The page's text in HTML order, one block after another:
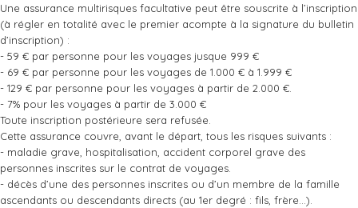
Une assurance multirisques facultative peut être souscrite à l’inscription
(à régler en totalité avec le premier acompte à la signature du bulletin
d’inscription) :
- 59 € par personne pour les voyages jusque 999 €
- 69 € par personne pour les voyages de 1.000 € à 1.999 €
- 129 € par personne pour les voyages à partir de 2.000 €.
- 7% pour les voyages à partir de 3.000 €
Toute inscription postérieure sera refusée.
Cette assurance couvre, avant le départ, tous les risques suivants :
- maladie grave, hospitalisation, accident corporel grave des
personnes inscrites sur le contrat de voyages.
- décès d’une des personnes inscrites ou d’un membre de la famille
ascendants ou descendants directs (au 1er degré : fils, frère…).